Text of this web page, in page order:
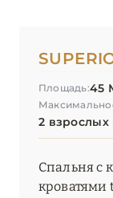
Площадь:45
2 взрослых
Спальня с
кроватями